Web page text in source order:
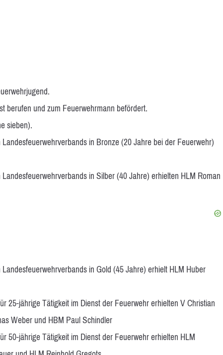
berufen und zum Feuerwehrmann befördert.
sieben).
in Bronze (20 Jahre bei der Feuerwehr)
in Silber (40 Jahre) erhielten HLM Roman
in Gold (45 Jahre) erhielt HLM Huber
25-jährige Tätigkeit im Dienst der Feuerwehr erhielten V Christian
Weber und HBM Paul Schindler
50-jährige Tätigkeit im Dienst der Feuerwehr erhielten HLM